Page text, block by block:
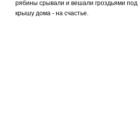
рябины срывали и вешали гроздьями под
крышу дома - на счастье.